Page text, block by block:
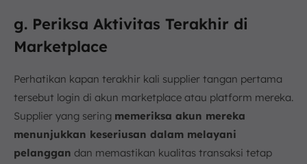
g. Periksa Aktivitas Terakhir di
Marketplace
Perhatikan kapan terakhir kali supplier tangan pertama
tersebut login di akun marketplace atau platform mereka.
Supplier yang sering memeriksa akun mereka
menunjukkan keseriusan dalam melayani
pelanggan dan memastikan kualitas transaksi tetap